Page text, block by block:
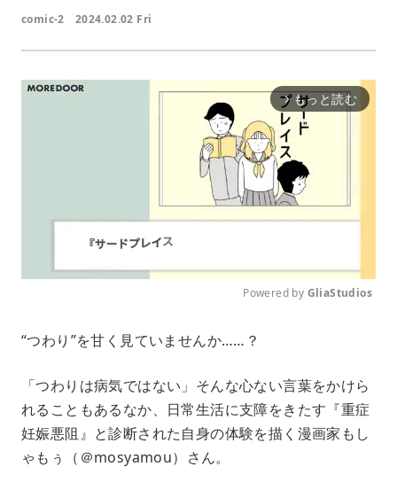
comic-2 2024.02.02 Fri
arrow_forward_ios もっと読む
e
Powered by GliaStudios
“つわり”を甘く見ていませんか……？
「つわりは病気ではない」そんな心ない言葉をかけら
れることもあるなか、日常生活に支障をきたす『重症
妊娠悪阻』と診断された自身の体験を描く漫画家もし
ゃもぅ（＠mosyamou）さん。